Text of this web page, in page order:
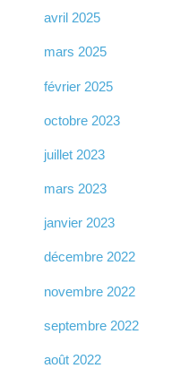
avril 2025
mars 2025
février 2025
octobre 2023
juillet 2023
mars 2023
janvier 2023
décembre 2022
novembre 2022
septembre 2022
août 2022